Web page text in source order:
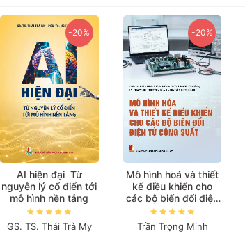
-20%
AI hiện đại Từ
nguyên lý cổ điển tới
mô hình nền tảng
GS. TS. Thái Trà My
-20%
Mô hình hoá và thiết
kế điều khiển cho
các bộ biến đổi điện
tử công suất
Trần Trọng Minh